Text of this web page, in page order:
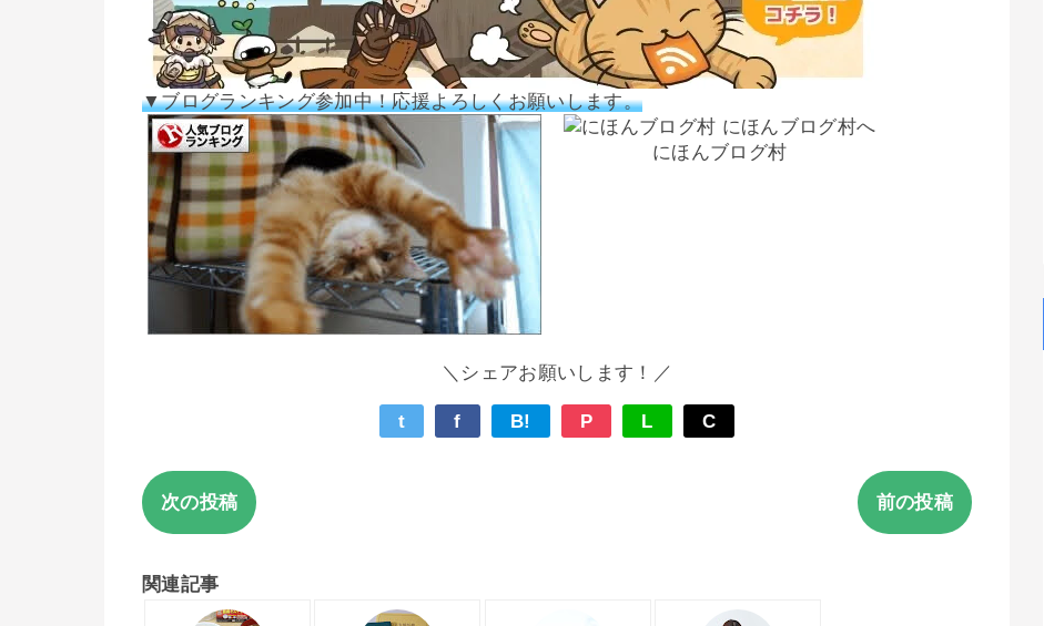
▼ブログランキング参加中！応援よろしくお願いします。
にほんブログ村
＼シェアお願いします！／
t f B! P L C
次の投稿 前の投稿
関連記事